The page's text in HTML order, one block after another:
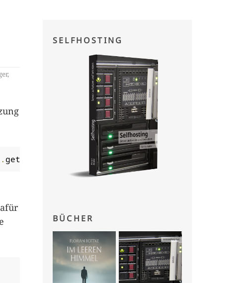
,
getStackTrace ].getClassName
SELFHOSTING
BÜCHER